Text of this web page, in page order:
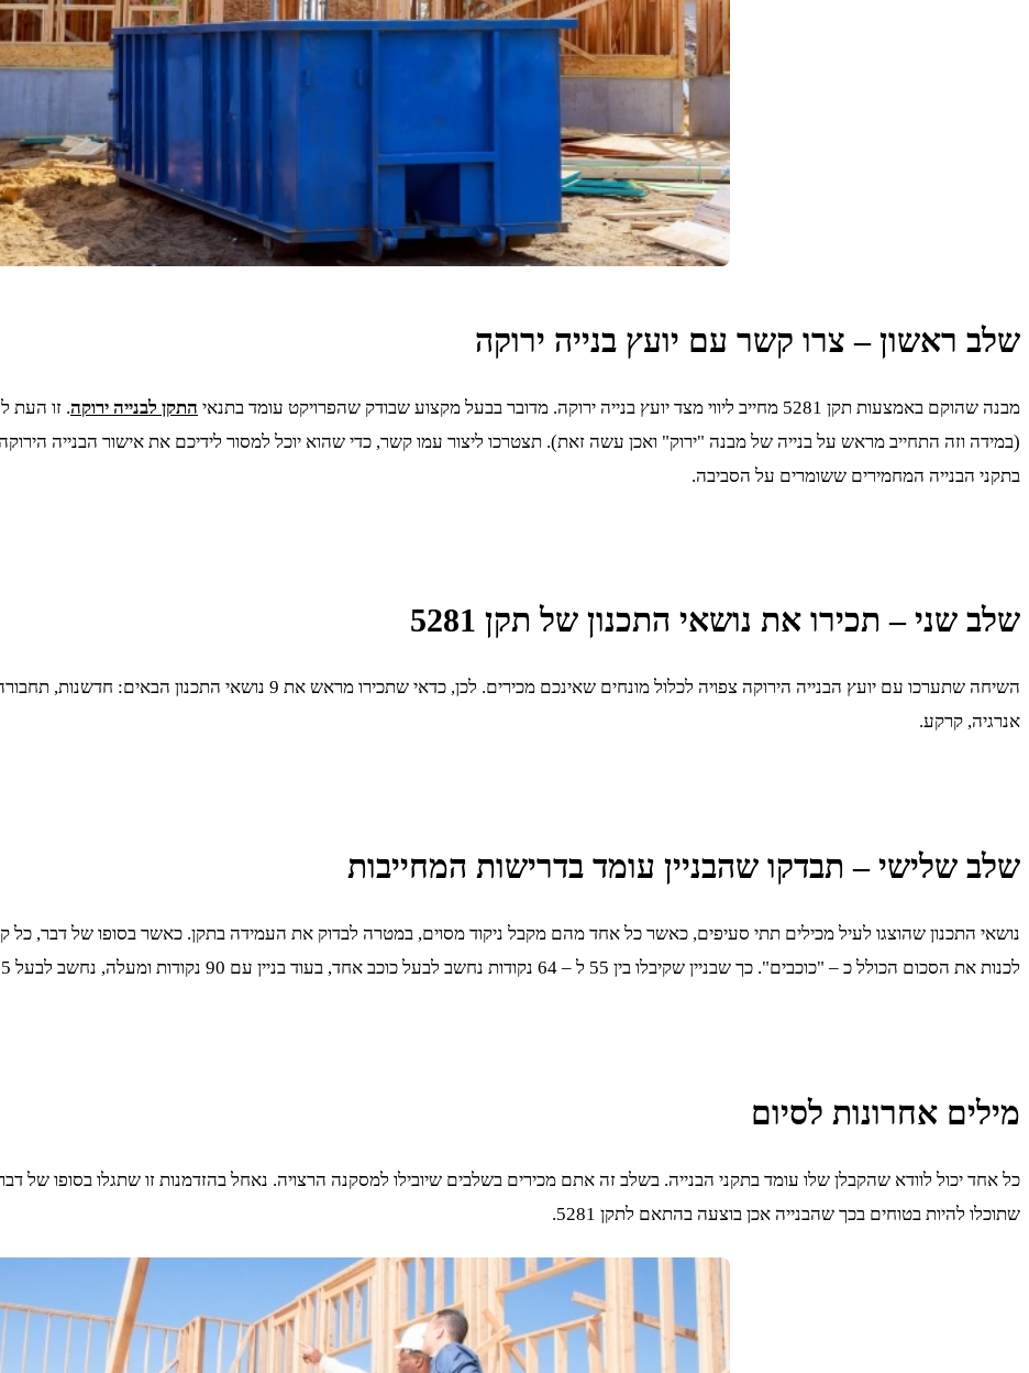
שלב ראשון – צרו קשר עם יועץ בנייה ירוקה
מבנה שהוקם באמצעות תקן 5281 מחייב ליווי מצד יועץ בנייה ירוקה. מדובר בבעל מקצוע שבודק שהפרויקט עומד בתנאי התקן לבנייה ירוקה. זו העת
(במידה וזה התחייב מראש על בנייה של מבנה "ירוק" ואכן עשה זאת). תצטרכו ליצור עמו קשר, כדי שהוא יוכל למסור לידיכם את אישור הבנייה
בתקני הבנייה המחמירים ששומרים על הסביבה.
שלב שני – תכירו את נושאי התכנון של תקן 5281
השיחה שתערכו עם יועץ הבנייה הירוקה צפויה לכלול מונחים שאינכם מכירים.
אנרגיה, קרקע.
שלב שלישי – תבדקו שהבניין עומד בדרישות המחייבות
נושאי התכנון שהוצגו לעיל מכילים תתי סעיפים, כאשר כל אחד מהם מקבל ניקוד מסוים, במטרה לבדוק את העמידה בתקן. כאשר בסופו של דבר, כל
לכנות את הסכום הכולל כ – "כוכבים". כך שבניין שקיבלו בין 55 ל – 64 נקודות נחשב לבעל כוכב אחד, בעוד בניין עם 90 נקודות ומעלה, נחשב לבעל 5 כוכבים.
מילים אחרונות לסיום
שתוכלו להיות בטוחים בכך שהבנייה אכן בוצעה בהתאם לתקן 5281.